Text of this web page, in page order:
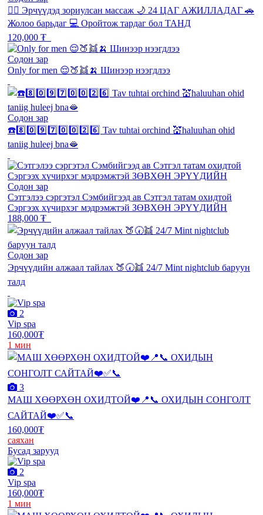
💆‍♂️ Эрчүүдэд зориулсан массаж 🌙 24 ЦАГ АЖИЛЛАДАГ 🚗
Жолоо барьдаг 💻 Оройтож тардаг бол ТАНД
120,000 ₮
Содон зар
Only for men 😌🍑👯🍌 Шинээр нээгдлээ
Содон зар
☎️8️⃣0️⃣9️⃣7️⃣0️⃣0️⃣2️⃣6️⃣ Tav tuhtai orchind 💒haluuhan ohid
taniig huleej bna🫦
Содон зар
Сэтгэлээ сэргэтэл Сэмбийгээд ав Сэтгэл татам охидтой
Сэргээх хүчирхэг мэдрэмжтэй ЗӨВХӨН ЭРҮҮДИЙН
188,000 ₮
Содон зар
Эрчүүдийн алжаал тайлах 🍑🕢👯 24/7 Mint nightclub баруун
талд
2
Vip spa
160,000₮
1 мин
3
МАШ ХӨӨРХӨН ОХИДТОЙ❤️📍📞 ОХИДЫН СОНГОЛТ
САЙТАЙ❤️✅📞
160,000₮
саяхан
Бусад зарууд
2
Vip spa
160,000₮
1 мин